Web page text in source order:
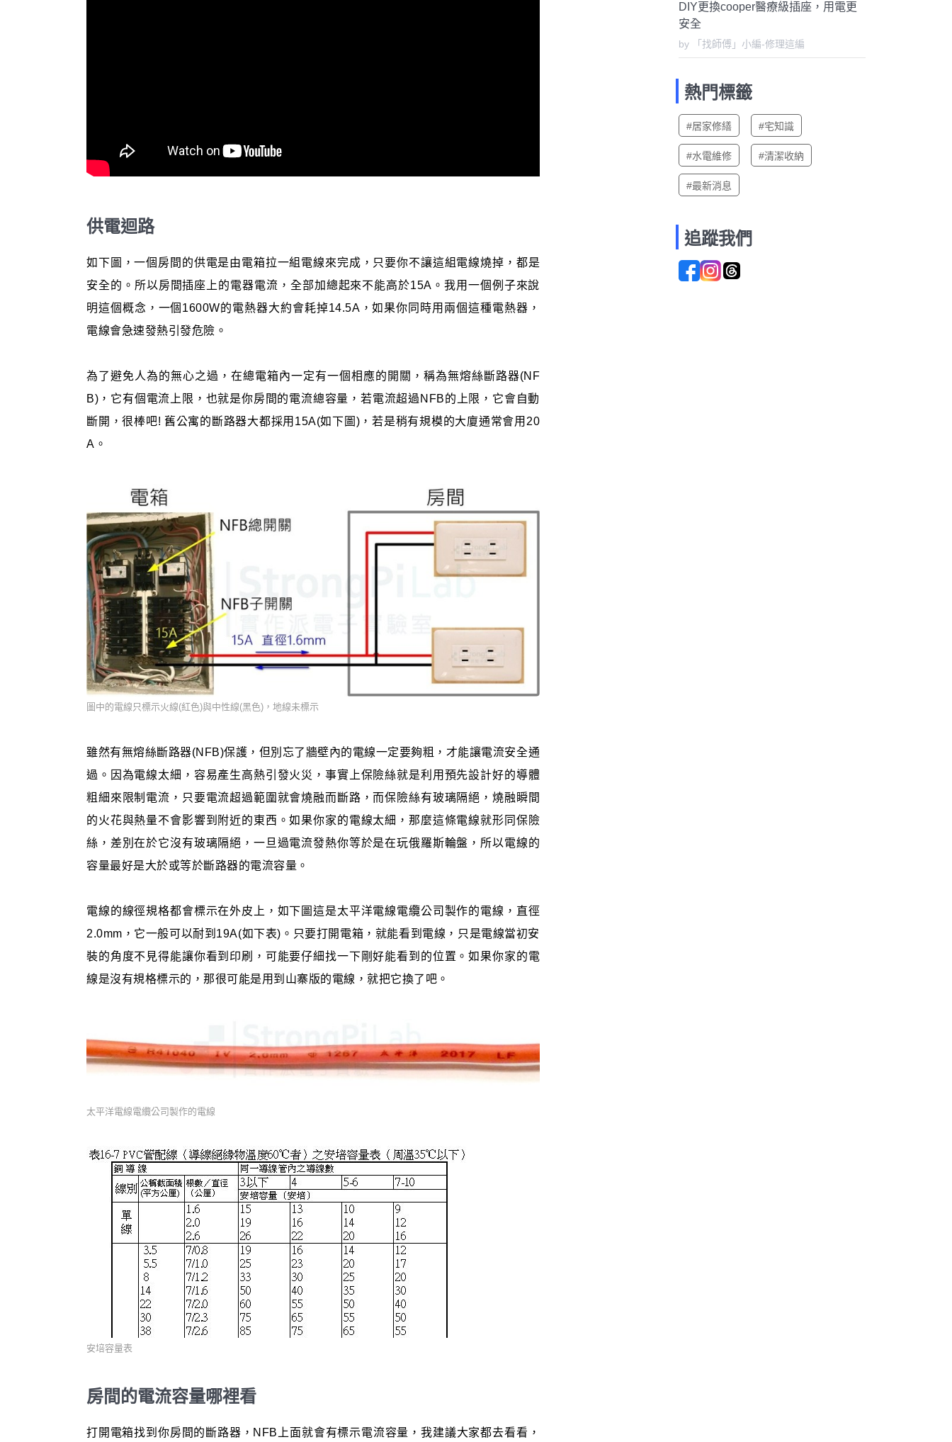
供電迴路
如下圖，一個房間的供電是由電箱拉一組電線來完成，只要你不讓這組電線燒掉，都是
安全的。所以房間插座上的電器電流，全部加總起來不能高於15A。我用一個例子來說
明這個概念，一個1600W的電熱器大約會耗掉14.5A，如果你同時用兩個這種電熱器，
電線會急速發熱引發危險。
為了避免人為的無心之過，在總電箱內一定有一個相應的開關，稱為無熔絲斷路器(NF
B)，它有個電流上限，也就是你房間的電流總容量，若電流超過NFB的上限，它會自動
斷開，很棒吧! 舊公寓的斷路器大都採用15A(如下圖)，若是稍有規模的大廈通常會用20
A。
圖中的電線只標示火線(紅色)與中性線(黑色)，地線未標示
雖然有無熔絲斷路器(NFB)保護，但別忘了牆壁內的電線一定要夠粗，才能讓電流安全通
過。因為電線太細，容易產生高熱引發火災，事實上保險絲就是利用預先設計好的導體
粗細來限制電流，只要電流超過範圍就會燒融而斷路，而保險絲有玻璃隔絕，燒融瞬間
的火花與熱量不會影響到附近的東西。如果你家的電線太細，那麼這條電線就形同保險
絲，差別在於它沒有玻璃隔絕，一旦過電流發熱你等於是在玩俄羅斯輪盤，所以電線的
容量最好是大於或等於斷路器的電流容量。
電線的線徑規格都會標示在外皮上，如下圖這是太平洋電線電纜公司製作的電線，直徑
2.0mm，它一般可以耐到19A(如下表)。只要打開電箱，就能看到電線，只是電線當初安
裝的角度不見得能讓你看到印刷，可能要仔細找一下剛好能看到的位置。如果你家的電
線是沒有規格標示的，那很可能是用到山寨版的電線，就把它換了吧。
太平洋電線電纜公司製作的電線
安培容量表
房間的電流容量哪裡看
打開電箱找到你房間的斷路器，NFB上面就會有標示電流容量，我建議大家都去看看，
DIY更換cooper醫療級插座，用電更
安全
by 「找師傅」小編-修理這編
熱門標籤
#居家修繕 #宅知識
#水電維修 #清潔收納
#最新消息
追蹤我們